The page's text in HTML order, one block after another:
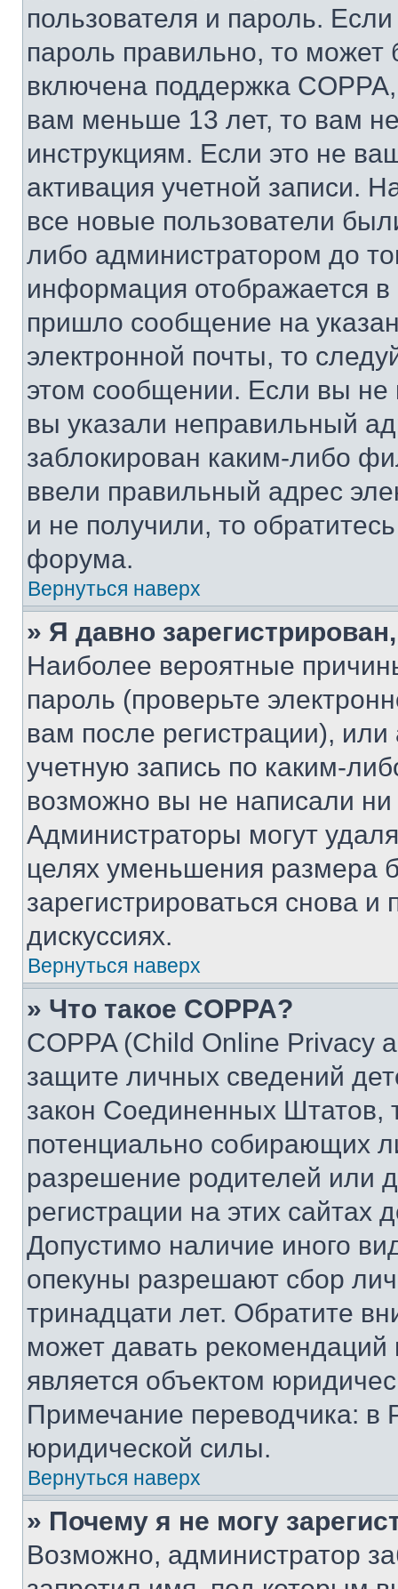
пользователя и пароль.
пароль правильно, то может
включена поддержка
вам меньше 13 лет, то вам
инструкциям. Если это не
активация учетной записи.
все новые пользователи
либо администратором до
информация отображается
пришло сообщение на
электронной почты, то
этом сообщении. Если вы
вы указали неправильный
заблокирован каким-либо
ввели правильный адрес
и не получили, то
форума.
Вернуться наверх
» Я давно
Наиболее вероятные
пароль (проверьте
вам после регистрации),
учетную запись по каким-
возможно вы не написали
Администраторы могут
целях уменьшения размера
зарегистрироваться снова и
дискуссиях.
Вернуться наверх
» Что такое COPPA?
COPPA (Child Online Privacy
защите личных сведений
закон Соединенных Штатов,
потенциально собирающих
разрешение родителей или
регистрации на этих сайтах
Допустимо наличие иного
опекуны разрешают сбор
тринадцати лет. Обратите
может давать
является объектом
Примечание переводчика: в
юридической силы.
Вернуться наверх
» Почему я не могу
Возможно, администратор